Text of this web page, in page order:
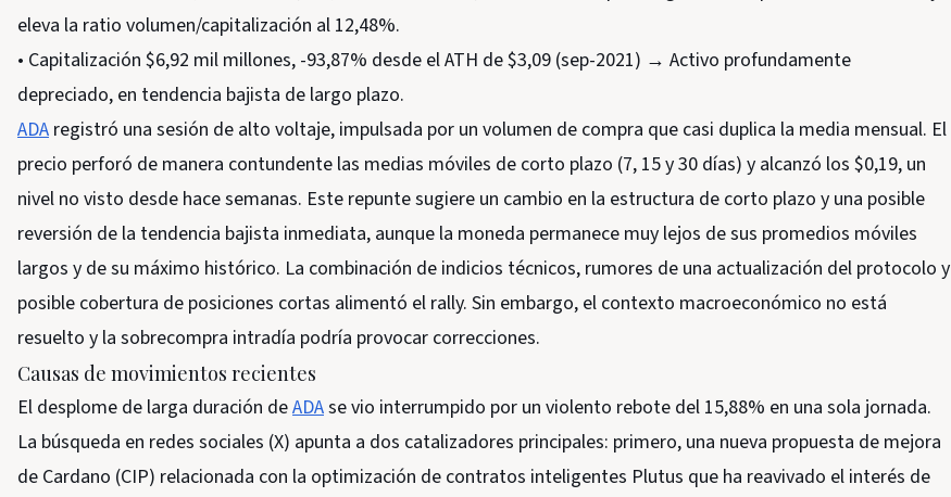
eleva la ratio volumen/capitalización al 12,48%.
• Capitalización $6,92 mil millones, -93,87% desde el ATH de $3,09 (sep-2021) → Activo profundamente
depreciado, en tendencia bajista de largo plazo.
ADA registró una sesión de alto voltaje, impulsada por un volumen de compra que casi duplica la media mensual. El
precio perforó de manera contundente las medias móviles de corto plazo (7, 15 y 30 días) y alcanzó los $0,19, un
nivel no visto desde hace semanas. Este repunte sugiere un cambio en la estructura de corto plazo y una posible
reversión de la tendencia bajista inmediata, aunque la moneda permanece muy lejos de sus promedios móviles
largos y de su máximo histórico. La combinación de indicios técnicos, rumores de una actualización del protocolo y
posible cobertura de posiciones cortas alimentó el rally. Sin embargo, el contexto macroeconómico no está
resuelto y la sobrecompra intradía podría provocar correcciones.
Causas de movimientos recientes
El desplome de larga duración deADAse vio interrumpido por un violento rebote del 15,88% en una sola jornada.
La búsqueda en redes sociales (X) apunta a dos catalizadores principales: primero, una nueva propuesta de mejora
de Cardano (CIP) relacionada con la optimización de contratos inteligentes Plutus que ha reavivado el interés de